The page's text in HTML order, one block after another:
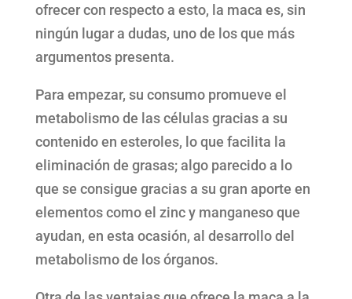
ofrecer con respecto a esto, la maca es, sin
ningún lugar a dudas, uno de los que más
argumentos presenta.
Para empezar, su consumo promueve el
metabolismo de las células gracias a su
contenido en esteroles, lo que facilita la
eliminación de grasas; algo parecido a lo
que se consigue gracias a su gran aporte en
elementos como el zinc y manganeso que
ayudan, en esta ocasión, al desarrollo del
metabolismo de los órganos.